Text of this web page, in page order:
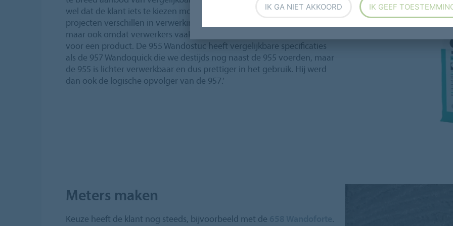
wel dat de klant iets te kiezen moet hebben. Om te beginnen omdat
projecten verschillen in verwerkingsomstandigheden en omvang,
maar ook omdat verwerkers vaak een persoonlijke voorkeur hebben
voor een product. De 955 Wandostuc heeft vergelijkbare specificaties
als de 957 Wandoquick die we destijds nog naast de 955 voerden, maar
de 955 is lichter verwerkbaar en dus prettiger in het gebruik. Hij werd
dan ook de logische opvolger van de 957.’
Meters maken
Keuze heeft de klant nog steeds, bijvoorbeeld met de
.
IK GA NIET AKKOORD IK GEEF